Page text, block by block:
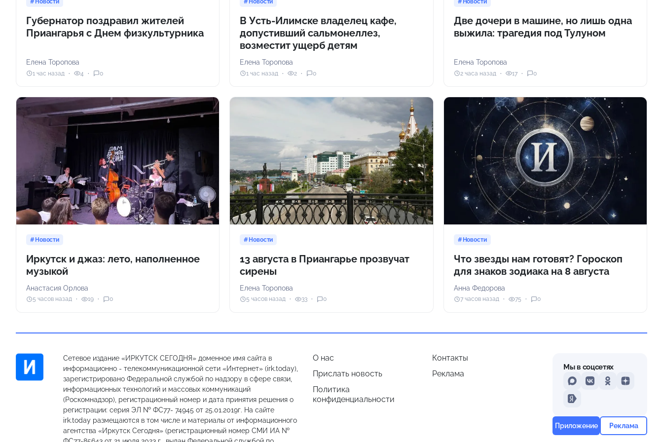
Новости
Губернатор поздравил жителей
Приангарья с Днем физкультурника
Елена Торопова
1 час назад 4 0
Новости
В Усть-Илимске владелец кафе,
допустивший сальмонеллез,
возместит ущерб детям
Елена Торопова
1 час назад 2 0
Новости
Две дочери в машине, но лишь одна
выжила: трагедия под Тулуном
Елена Торопова
2 часа назад 17 0
Новости
Иркутск и джаз: лето, наполненное
музыкой
Анастасия Орлова
5 часов назад 19 0
Новости
13 августа в Приангарье прозвучат
сирены
Елена Торопова
5 часов назад 33 0
Новости
Что звезды нам готовят? Гороскоп
для знаков зодиака на 8 августа
Анна Федорова
7 часов назад 75 0
Сетевое издание «ИРКУТСК СЕГОДНЯ» доменное имя сайта в
информационно - телекоммуникационной сети «Интернет» (irk.today),
зарегистрировано Федеральной службой по надзору в сфере связи,
информационных технологий и массовых коммуникаций
(Роскомнадзор), регистрационный номер и дата принятия решения о
регистрации: серия ЭЛ № ФС77- 74945 от 25.01.2019г. На сайте
irk.today размещаются в том числе и материалы от информационного
агентства «Иркутск Сегодня» (регистрационный номер СМИ ИА №
О нас
Контакты
Прислать новость
Реклама
Политика
конфиденциальности
Мы в соцсетях
MAXVKontakteOdnoklassniki
Dzen
Yandex
Приложение Реклама